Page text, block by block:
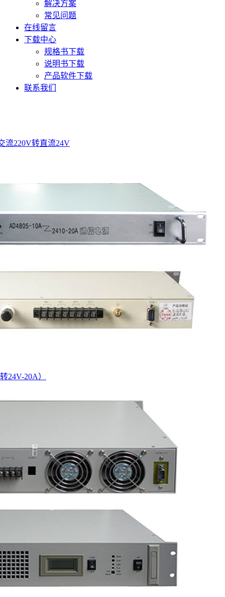
解决方案
常见问题
在线留言
下载中心
规格书下载
说明书下载
产品软件下载
联系我们
流220V转直流24V
24V-20A）